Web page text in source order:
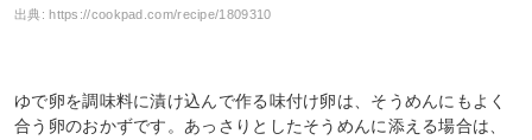
出典:https://cookpad.com/recipe/1809310
ゆで卵を調味料に漬け込んで作る味付け卵は、そうめんにもよく
合う卵のおかずです。あっさりとしたそうめんに添える場合は、